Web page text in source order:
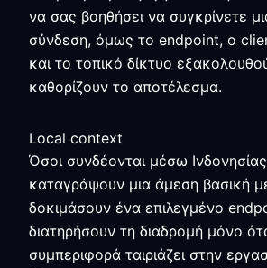
να σας βοηθήσει να συγκρίνετε
σύνδεση, όμως το endpoint, ο
και το τοπικό δίκτυο
καθορίζουν το αποτέλεσμα.
Local context
Όσοι συνδέονται μέσω
καταγράψουν μια άμεση βασική
δοκιμάσουν ένα επιλεγμένο
διατηρήσουν τη διαδρομή μόνο
συμπεριφορά ταιριάζει στην